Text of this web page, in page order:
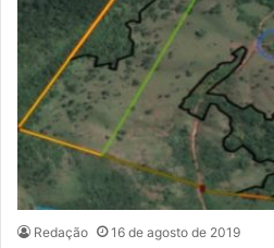
Redação 16 de agosto de 2019